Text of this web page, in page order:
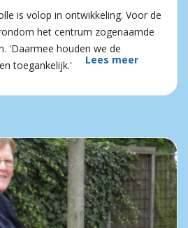
is volop in ontwikkeling. Voor de
het centrum zogenaamde
'Daarmee houden we de
toegankelijk.'
Lees meer